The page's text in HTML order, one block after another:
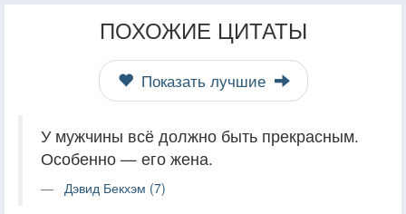
ПОХОЖИЕ ЦИТАТЫ
Показать лучшие
У мужчины всё должно быть прекрасным.
Особенно — его жена.
Дэвид Бекхэм (7)